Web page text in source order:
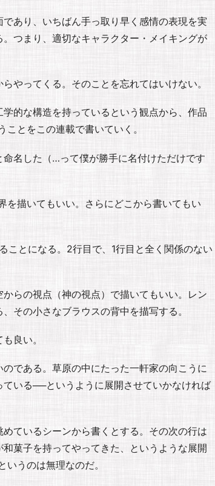
あり、いちばん手っ取り早く感情の表現を実
つまり、適切なキャラクター・メイキングが
やってくる。そのことを忘れてはいけない。
的な構造を持っているという観点から、作品
とをこの連載で書いていく。
名した（…って僕が勝手に名付けただけです
描いてもいい。さらにどこから書いてもい
ことになる。2行目で、1行目と全く関係のない
らの視点（神の視点）で描いてもいい。レン
その小さなブラウスの背中を描写する。
良い。
である。草原の中にたった一軒家の向こうに
いる──というように展開させていかなければ
ているシーンから書くとする。その次の行は
菓子を持ってやってきた、というような展開
うのは無理なのだ。